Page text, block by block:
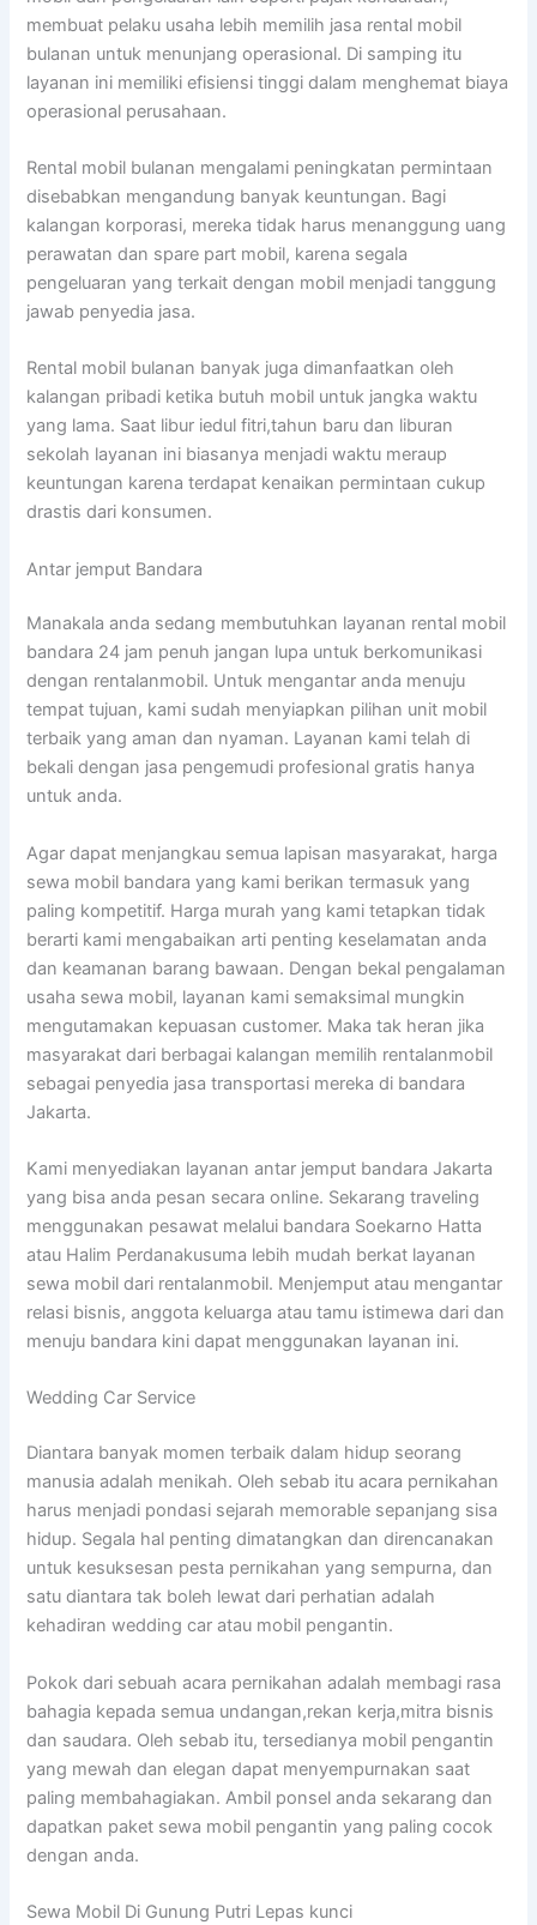
membuat pelaku usaha lebih memilih jasa rental mobil
bulanan untuk menunjang operasional. Di samping itu
layanan ini memiliki efisiensi tinggi dalam menghemat biaya
operasional perusahaan.
Rental mobil bulanan mengalami peningkatan permintaan
disebabkan mengandung banyak keuntungan. Bagi
kalangan korporasi, mereka tidak harus menanggung uang
perawatan dan spare part mobil, karena segala
pengeluaran yang terkait dengan mobil menjadi tanggung
jawab penyedia jasa.
Rental mobil bulanan banyak juga dimanfaatkan oleh
kalangan pribadi ketika butuh mobil untuk jangka waktu
yang lama. Saat libur iedul fitri,tahun baru dan liburan
sekolah layanan ini biasanya menjadi waktu meraup
keuntungan karena terdapat kenaikan permintaan cukup
drastis dari konsumen.
Antar jemput Bandara
Manakala anda sedang membutuhkan layanan rental mobil
bandara 24 jam penuh jangan lupa untuk berkomunikasi
dengan rentalanmobil. Untuk mengantar anda menuju
tempat tujuan, kami sudah menyiapkan pilihan unit mobil
terbaik yang aman dan nyaman. Layanan kami telah di
bekali dengan jasa pengemudi profesional gratis hanya
untuk anda.
Agar dapat menjangkau semua lapisan masyarakat, harga
sewa mobil bandara yang kami berikan termasuk yang
paling kompetitif. Harga murah yang kami tetapkan tidak
berarti kami mengabaikan arti penting keselamatan anda
dan keamanan barang bawaan. Dengan bekal pengalaman
usaha sewa mobil, layanan kami semaksimal mungkin
mengutamakan kepuasan customer. Maka tak heran jika
masyarakat dari berbagai kalangan memilih rentalanmobil
sebagai penyedia jasa transportasi mereka di bandara
Jakarta.
Kami menyediakan layanan antar jemput bandara Jakarta
yang bisa anda pesan secara online. Sekarang traveling
menggunakan pesawat melalui bandara Soekarno Hatta
atau Halim Perdanakusuma lebih mudah berkat layanan
sewa mobil dari rentalanmobil. Menjemput atau mengantar
relasi bisnis, anggota keluarga atau tamu istimewa dari dan
menuju bandara kini dapat menggunakan layanan ini.
Wedding Car Service
Diantara banyak momen terbaik dalam hidup seorang
manusia adalah menikah. Oleh sebab itu acara pernikahan
harus menjadi pondasi sejarah memorable sepanjang sisa
hidup. Segala hal penting dimatangkan dan direncanakan
untuk kesuksesan pesta pernikahan yang sempurna, dan
satu diantara tak boleh lewat dari perhatian adalah
kehadiran wedding car atau mobil pengantin.
Pokok dari sebuah acara pernikahan adalah membagi rasa
bahagia kepada semua undangan,rekan kerja,mitra bisnis
dan saudara. Oleh sebab itu, tersedianya mobil pengantin
yang mewah dan elegan dapat menyempurnakan saat
paling membahagiakan. Ambil ponsel anda sekarang dan
dapatkan paket sewa mobil pengantin yang paling cocok
dengan anda.
Sewa Mobil Di Gunung Putri Lepas kunci